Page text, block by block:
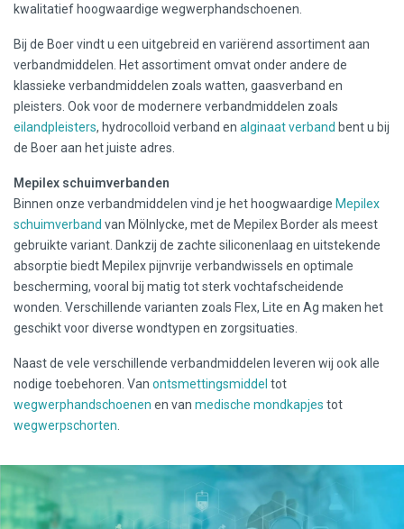
kwalitatief hoogwaardige wegwerphandschoenen.
Bij de Boer vindt u een uitgebreid en variërend assortiment aan
verbandmiddelen. Het assortiment omvat onder andere de
klassieke verbandmiddelen zoals watten, gaasverband en
pleisters. Ook voor de modernere verbandmiddelen zoals
eilandpleisters, hydrocolloid verband en alginaat verband bent u bij
de Boer aan het juiste adres.
Mepilex schuimverbanden
Binnen onze verbandmiddelen vind je het hoogwaardige Mepilex
schuimverband van Mölnlycke, met de Mepilex Border als meest
gebruikte variant. Dankzij de zachte siliconenlaag en uitstekende
absorptie biedt Mepilex pijnvrije verbandwissels en optimale
bescherming, vooral bij matig tot sterk vochtafscheidende
wonden. Verschillende varianten zoals Flex, Lite en Ag maken het
geschikt voor diverse wondtypen en zorgsituaties.
Naast de vele verschillende verbandmiddelen leveren wij ook alle
nodige toebehoren. Van ontsmettingsmiddel tot
wegwerphandschoenen en van medische mondkapjes tot
wegwerpschorten